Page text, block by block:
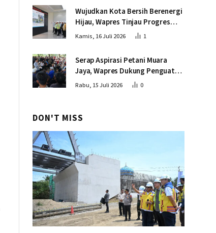
Wujudkan Kota Bersih Berenergi
Hijau, Wapres Tinjau Progres
Pembangunan PSEL di
Kamis, 16 Juli 2026 1
Serap Aspirasi Petani Muara
Jaya, Wapres Dukung Penguatan
Ekosistem Singkong untuk
Rabu, 15 Juli 2026 0
DON'T MISS